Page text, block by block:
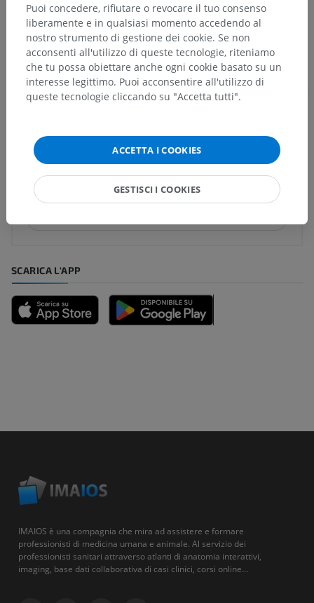
Neuroanatomia umana
Traduzioni
Hai notato un errore?
Non esitare a suggerire una correzione, traduzione o
un miglioramento dei contenuti.
SCARICA L'APP
IMAIOS è una compagnia che mira ad assistere e formare
professionisti di medicina umana e animale. Al servizio dei
professionisti sanitari attraverso atlanti di anatomia interattivi,
imaging, base dati collaborativa di casi clinici, corsi online...
Puoi concedere, rifiutare o revocare il tuo consenso
liberamente e in qualsiasi momento accedendo al
nostro strumento di gestione dei cookie. Se non
acconsenti all'utilizzo di queste tecnologie, riteniamo
che tu possa obiettare anche ogni cookie basato su un
interesse legittimo. Puoi acconsentire all'utilizzo di
queste tecnologie cliccando su "Accetta tutti".
ACCETTA I COOKIES
GESTISCI I COOKIES